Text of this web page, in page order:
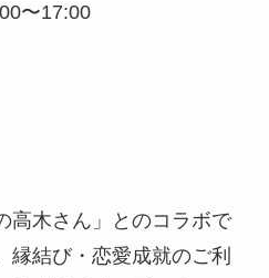
〜17:00
高木さん」とのコラボで
縁結び・恋愛成就のご利